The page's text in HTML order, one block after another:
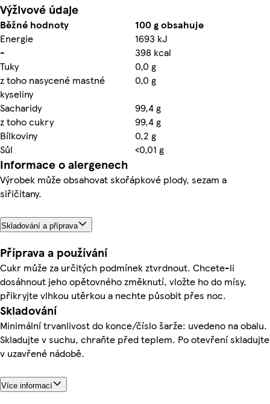
Výživové údaje
Běžné hodnoty
100 g obsahuje
Energie
1693 kJ
-
398 kcal
Tuky
0,0 g
z toho nasycené mastné
kyseliny
0,0 g
Sacharidy
99,4 g
z toho cukry
99,4 g
Bílkoviny
0,2 g
Sůl
<0,01 g
Informace o alergenech
Výrobek může obsahovat skořápkové plody, sezam a
siřičitany.
Skladování a příprava
Příprava a používání
Cukr může za určitých podmínek ztvrdnout. Chcete-li
dosáhnout jeho opětovného změknutí, vložte ho do mísy,
přikryjte vlhkou utěrkou a nechte působit přes noc.
Skladování
Minimální trvanlivost do konce/číslo šarže: uvedeno na obalu.
Skladujte v suchu, chraňte před teplem. Po otevření skladujte
v uzavřené nádobě.
Více informací